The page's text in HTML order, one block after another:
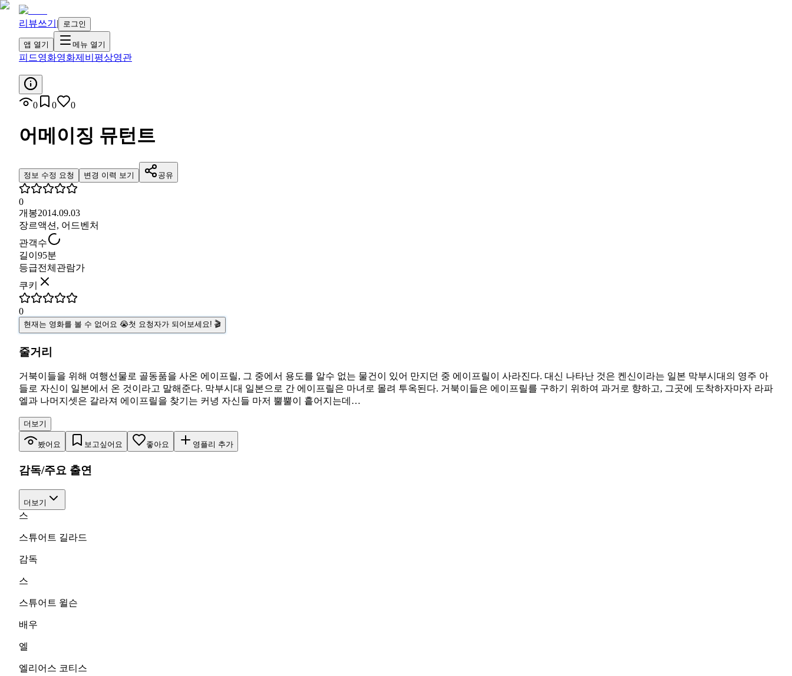
리뷰쓰기 | 로그인
앱 열기 메뉴 열기
피드영화영화제 비평상영관
0 0 0
어메이징 뮤턴트
정보 수정 요청 변경 이력 보기 공유
0
개봉2014.09.03
장르액션, 어드벤처
관객수
길이 95분
등급전체관람가
쿠키
0
현재는 영화를 볼 수 없어요 😭첫 요청자가 되어보세요! 🎬
줄거리
거북이들을 위해 여행선물로 골동품을 사온 에이프릴, 그 중에서 용도를 알수 없는 물건이 있어 만지던 중 에이프릴이 사라진다. 대신 나타난 것은 켄신이라는 일본 막부시대의 영주 아
들로 자신이 일본에서 온 것이라고 말해준다. 막부시대 일본으로 간 에이프릴은 마녀로 몰려 투옥된다. 거북이들은 에이프릴를 구하기 위하여 과거로 향하고, 그곳에 도착하자마자 라파
엘과 나머지셋은 갈라져 에이프릴을 찾기는 커녕 자신들 마저 뿔뿔이 흩어지는데…
더보기
봤어요 보고싶어요 좋아요 영플리 추가
감독/주요 출연
더보기
스
스튜어트 길라드
감독
스
스튜어트 윌슨
배우
엘
엘리어스 코티스